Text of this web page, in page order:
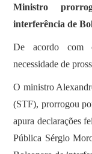
Ministro
interferência de
De acordo com
necessidade de
O ministro
(STF), prorrogou
apura declarações
Pública Sérgio